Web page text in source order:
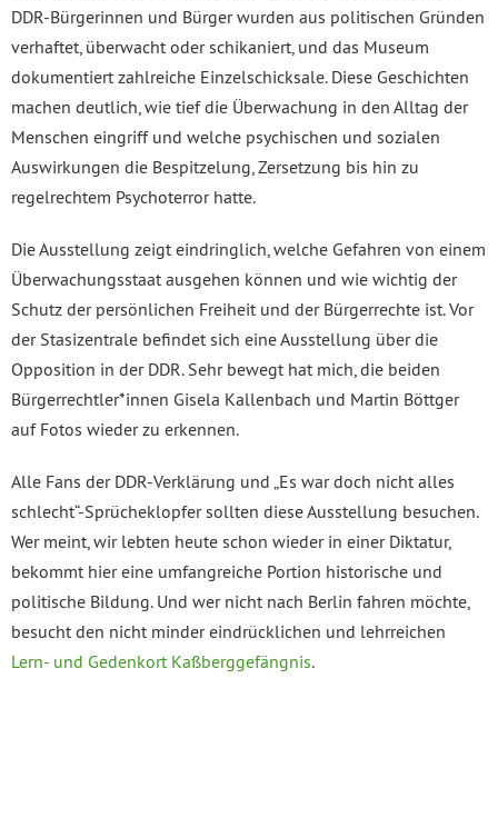
DDR-Bürgerinnen und Bürger wurden aus politischen Gründen
verhaftet, überwacht oder schikaniert, und das Museum
dokumentiert zahlreiche Einzelschicksale. Diese Geschichten
machen deutlich, wie tief die Überwachung in den Alltag der
Menschen eingriff und welche psychischen und sozialen
Auswirkungen die Bespitzelung, Zersetzung bis hin zu
regelrechtem Psychoterror hatte.
Die Ausstellung zeigt eindringlich, welche Gefahren von einem
Überwachungsstaat ausgehen können und wie wichtig der
Schutz der persönlichen Freiheit und der Bürgerrechte ist. Vor
der Stasizentrale befindet sich eine Ausstellung über die
Opposition in der DDR. Sehr bewegt hat mich, die beiden
Bürgerrechtler*innen Gisela Kallenbach und Martin Böttger
auf Fotos wieder zu erkennen.
Alle Fans der DDR-Verklärung und „Es war doch nicht alles
schlecht“-Sprücheklopfer sollten diese Ausstellung besuchen.
Wer meint, wir lebten heute schon wieder in einer Diktatur,
bekommt hier eine umfangreiche Portion historische und
politische Bildung. Und wer nicht nach Berlin fahren möchte,
besucht den nicht minder eindrücklichen und lehrreichen
Lern- und Gedenkort Kaßberggefängnis.